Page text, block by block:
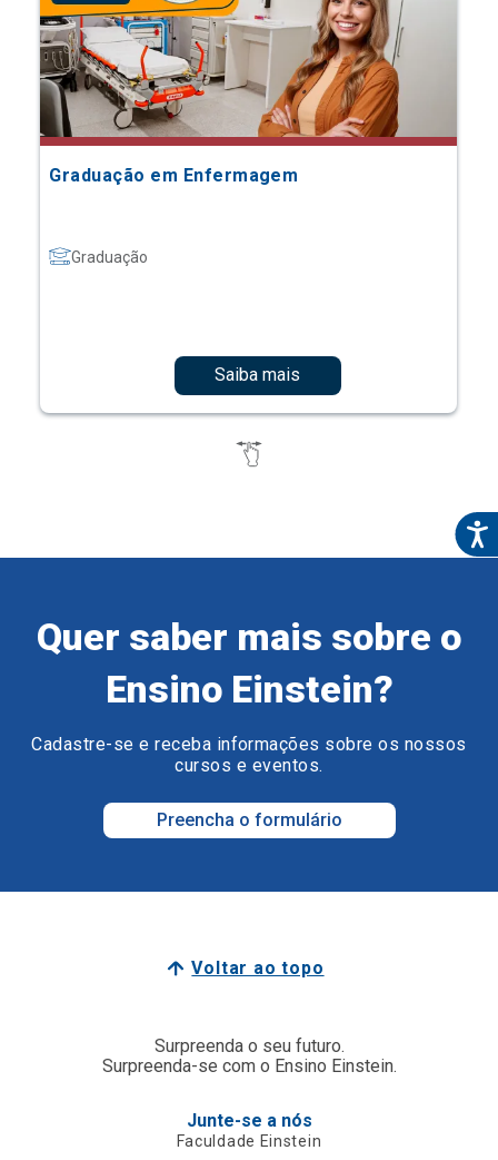
Graduação em Enfermagem
Graduação
Saiba mais
Quer saber mais sobre o
Ensino Einstein?
Cadastre-se e receba informações sobre os nossos
cursos e eventos.
Preencha o formulário
Voltar ao topo
Surpreenda o seu futuro.
Surpreenda-se com o Ensino Einstein.
Junte-se a nós
Faculdade Einstein